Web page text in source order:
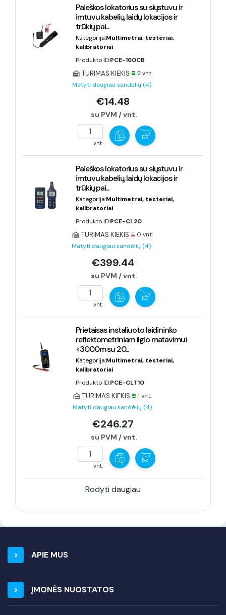
Paieškos lokatorius su siųstuvu ir
imtuvu kabelių, laidų lokacijos ir
trūkių pai...
Kategorija:Multimetrai, testeriai,
kalibratoriai
Produkto ID:PCE-160CB
2 vnt.
TURIMAS KIEKIS
Matyti daugiau sandėlių (4)
€14.48
su PVM / vnt.
vnt.
Paieškos lokatorius su siųstuvu ir
imtuvu kabelių, laidų lokacijos ir
trūkių pai...
Kategorija:Multimetrai, testeriai,
kalibratoriai
Produkto ID:PCE-CL20
0 vnt.
TURIMAS KIEKIS
Matyti daugiau sandėlių (4)
€399.44
su PVM / vnt.
vnt.
Prietaisas instaliuoto laidininko
reflektometriniam ilgio matavimui
<3000m su 20...
Kategorija:Multimetrai, testeriai,
kalibratoriai
Produkto ID:PCE-CLT10
1 vnt.
TURIMAS KIEKIS
Matyti daugiau sandėlių (4)
€246.27
su PVM / vnt.
vnt.
Rodyti daugiau
APIE MUS
ĮMONĖS NUOSTATOS